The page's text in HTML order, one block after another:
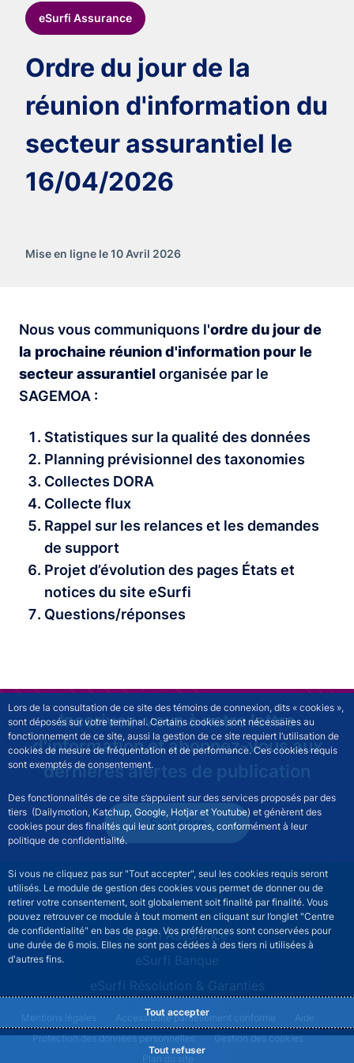
Lors de la consultation de ce site des témoins de connexion, dits « cookies »,
sont déposés sur votre terminal. Certains cookies sont nécessaires au
fonctionnement de ce site, aussi la gestion de ce site requiert l’utilisation de
cookies de mesure de fréquentation et de performance. Ces cookies requis
sont exemptés de consentement.
Des fonctionnalités de ce site s’appuient sur des services proposés par des
tiers (Dailymotion, Katchup, Google, Hotjar et Youtube) et génèrent des
cookies pour des finalités qui leur sont propres, conformément à leur
politique de confidentialité.
Si vous ne cliquez pas sur "Tout accepter", seul les cookies requis seront
utilisés. Le module de gestion des cookies vous permet de donner ou de
retirer votre consentement, soit globalement soit finalité par finalité. Vous
pouvez retrouver ce module à tout moment en cliquant sur l’onglet "Centre
de confidentialité" en bas de page. Vos préférences sont conservées pour
une durée de 6 mois. Elles ne sont pas cédées à des tiers ni utilisées à
d'autres fins.
Tout accepter
Tout refuser
eSurfi Assurance
Ordre du jour de la
réunion d'information du
secteur assurantiel le
16/04/2026
Mise en ligne le 10 Avril 2026
Nous vous communiquons l'ordre du jour de
la prochaine réunion d'information pour le
secteur assurantielorganisée par le
SAGEMOA :
Statistiques sur la qualité des données
Planning prévisionnel des taxonomies
Collectes DORA
Collecte flux
Rappel sur les relances et les demandes
de support
Projet d’évolution des pages États et
notices du site eSurfi
Questions/réponses
Inscrivez-vous à notre lettre
d'information et abonnez-vous aux
dernières alertes de publication
S'inscrire
ESURFI site navigationeSurfi Assurance
eSurfi Banque
eSurfi Résolution & Garanties
ESURFI footer legal notice menu
Mentions légales Accessibilité partiellement conforme
Aide
Protection des données personnelles
Gestion des cookies
Plan du site